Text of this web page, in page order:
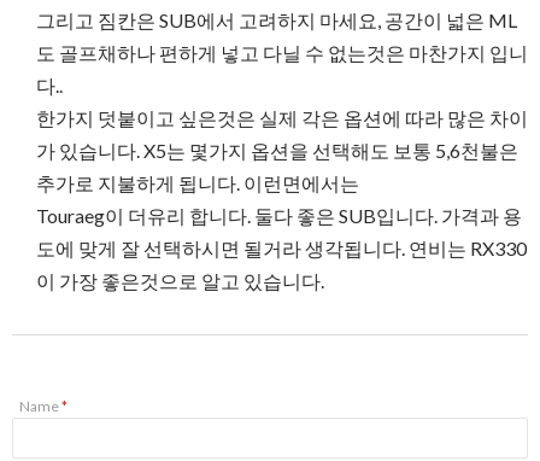
그리고 짐칸은 SUB에서 고려하지 마세요, 공간이 넓은 ML
도 골프채하나 편하게 넣고 다닐 수 없는것은 마찬가지 입니
다..
한가지 덧붙이고 싶은것은 실제 각은 옵션에 따라 많은 차이
가 있습니다. X5는 몇가지 옵션을 선택해도 보통 5,6천불은
추가로 지불하게 됩니다. 이런면에서는
Touraeg이 더유리 합니다. 둘다 좋은 SUB입니다. 가격과 용
도에 맞게 잘 선택하시면 될거라 생각됩니다. 연비는 RX330
이 가장 좋은것으로 알고 있습니다.
Name*